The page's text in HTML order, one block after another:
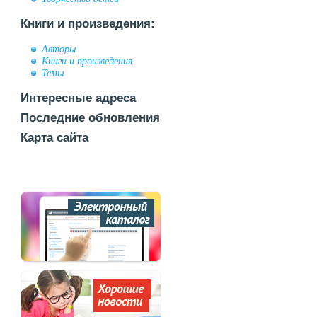
Книги и произведения:
Авторы
Книги и произведения
Темы
Интересные адреса
Последние обновления
Карта сайта